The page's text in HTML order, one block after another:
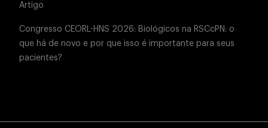
Artigo
Congresso CEORL-HNS 2026: Biológicos na RSCcPN: o
que há de novo e por que isso é importante para seus
pacientes?